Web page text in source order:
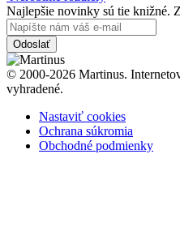
Najlepšie novinky sú tie knižné.
Odoslať
© 2000-2026 Martinus.
vyhradené.
Nastaviť cookies
Ochrana súkromia
Obchodné podmienky